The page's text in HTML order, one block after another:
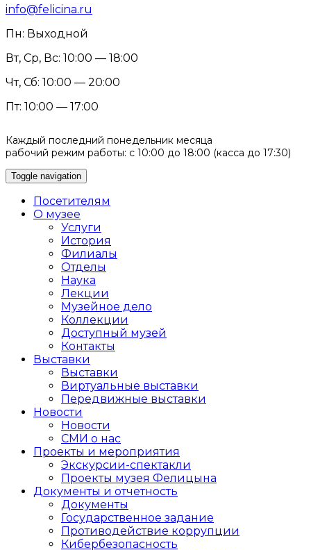
info@felicina.ru
Пн: Выходной
Вт, Ср, Вс: 10:00 — 18:00
Чт, Сб: 10:00 — 20:00
Пт: 10:00 — 17:00
Каждый последний понедельник месяца
рабочий режим работы: с 10:00 до 18:00 (касса до 17:30)
Toggle navigation
Посетителям
О музее
Услуги
История
Филиалы
Отделы
Наука
Лекции
Музейное дело
Коллекции
Доступный музей
Контакты
Выставки
Выставки
Виртуальные выставки
Передвижные выставки
Новости
Новости
СМИ о нас
Проекты и мероприятия
Экскурсии-спектакли
Проекты музея Фелицына
Документы и отчетность
Документы
Государственное задание
Противодействие коррупции
Кибер­безопасность